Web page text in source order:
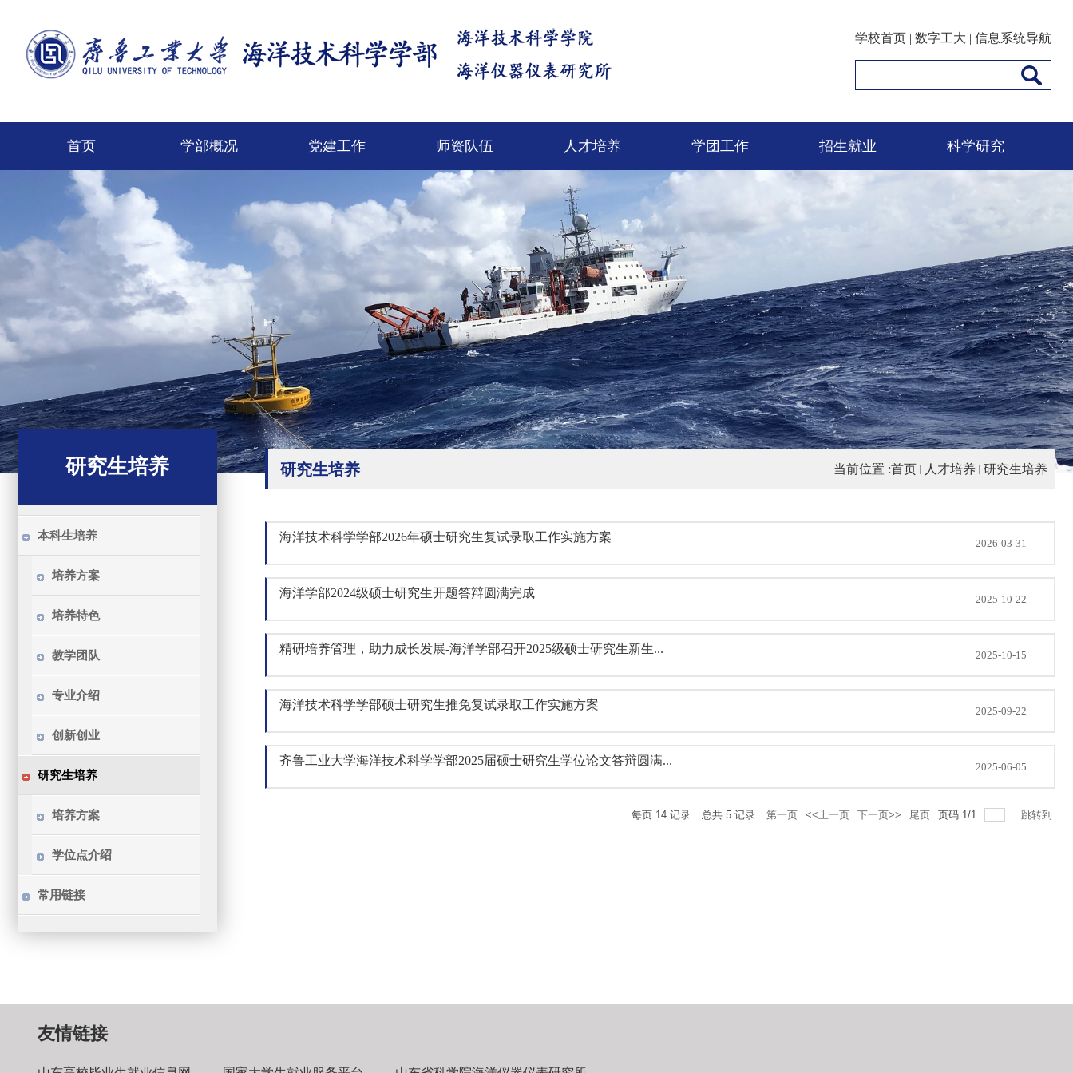
学校首页 | 数字工大 | 信息系统导航
首页 学部概况 党建工作 师资队伍 人才培养 学团工作 招生就业 科学研究
研究生培养
本科生培养
培养方案
培养特色
教学团队
专业介绍
创新创业
研究生培养
培养方案
学位点介绍
常用链接
研究生培养 当前位置 :首页 人才培养 研究生培养
海洋技术科学学部2026年硕士研究生复试录取工作实施方案 2026-03-31
海洋学部2024级硕士研究生开题答辩圆满完成 2025-10-22
精研培养管理，助力成长发展-海洋学部召开2025级硕士研究生新生... 2025-10-15
海洋技术科学学部硕士研究生推免复试录取工作实施方案 2025-09-22
齐鲁工业大学海洋技术科学学部2025届硕士研究生学位论文答辩圆满... 2025-06-05
每页 14 记录 总共 5 记录 第一页 <<上一页 下一页>> 尾页 页码 1/1 跳转到
友情链接